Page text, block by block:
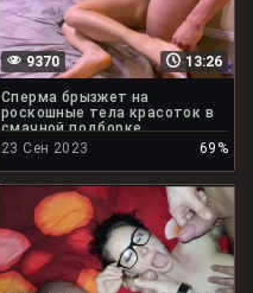
13:26
9370
Сперма брызжет на
роскошные тела красоток в
смачной подборке
23 Сен 2023
69%